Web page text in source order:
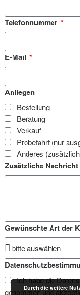
Telefonnummer
E-Mail
Anliegen
Bestellung
Beratung
Verkauf
Probefahrt (nur
Anderes
Zusätzliche Nachricht
Gewünschte Art der
Ich habe die
genommen und
Durch die weitere